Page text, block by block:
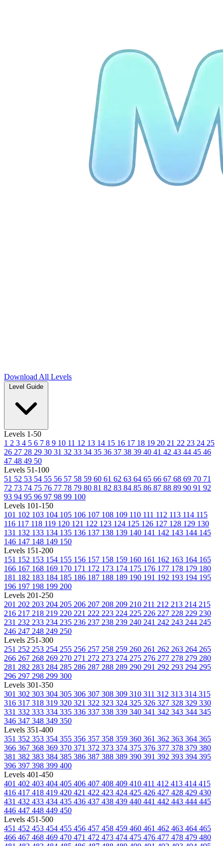
Download All Levels
Level Guide
Levels 1-50
1 2 3 4 5 6 7 8 9 10 11 12 13 14 15 16 17 18 19 20 21 22 23 24 25
26 27 28 29 30 31 32 33 34 35 36 37 38 39 40 41 42 43 44 45 46
47 48 49 50
Levels 51-100
51 52 53 54 55 56 57 58 59 60 61 62 63 64 65 66 67 68 69 70 71
72 73 74 75 76 77 78 79 80 81 82 83 84 85 86 87 88 89 90 91 92
93 94 95 96 97 98 99 100
Levels 101-150
101 102 103 104 105 106 107 108 109 110 111 112 113 114 115
116 117 118 119 120 121 122 123 124 125 126 127 128 129 130
131 132 133 134 135 136 137 138 139 140 141 142 143 144 145
146 147 148 149 150
Levels 151-200
151 152 153 154 155 156 157 158 159 160 161 162 163 164 165
166 167 168 169 170 171 172 173 174 175 176 177 178 179 180
181 182 183 184 185 186 187 188 189 190 191 192 193 194 195
196 197 198 199 200
Levels 201-250
201 202 203 204 205 206 207 208 209 210 211 212 213 214 215
216 217 218 219 220 221 222 223 224 225 226 227 228 229 230
231 232 233 234 235 236 237 238 239 240 241 242 243 244 245
246 247 248 249 250
Levels 251-300
251 252 253 254 255 256 257 258 259 260 261 262 263 264 265
266 267 268 269 270 271 272 273 274 275 276 277 278 279 280
281 282 283 284 285 286 287 288 289 290 291 292 293 294 295
296 297 298 299 300
Levels 301-350
301 302 303 304 305 306 307 308 309 310 311 312 313 314 315
316 317 318 319 320 321 322 323 324 325 326 327 328 329 330
331 332 333 334 335 336 337 338 339 340 341 342 343 344 345
346 347 348 349 350
Levels 351-400
351 352 353 354 355 356 357 358 359 360 361 362 363 364 365
366 367 368 369 370 371 372 373 374 375 376 377 378 379 380
381 382 383 384 385 386 387 388 389 390 391 392 393 394 395
396 397 398 399 400
Levels 401-450
401 402 403 404 405 406 407 408 409 410 411 412 413 414 415
416 417 418 419 420 421 422 423 424 425 426 427 428 429 430
431 432 433 434 435 436 437 438 439 440 441 442 443 444 445
446 447 448 449 450
Levels 451-500
451 452 453 454 455 456 457 458 459 460 461 462 463 464 465
466 467 468 469 470 471 472 473 474 475 476 477 478 479 480